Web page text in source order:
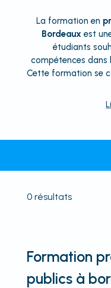
La formation en
Bordeaux est
étudiants
compétences dans
Cette formation se
0résultats
Formation
publics à